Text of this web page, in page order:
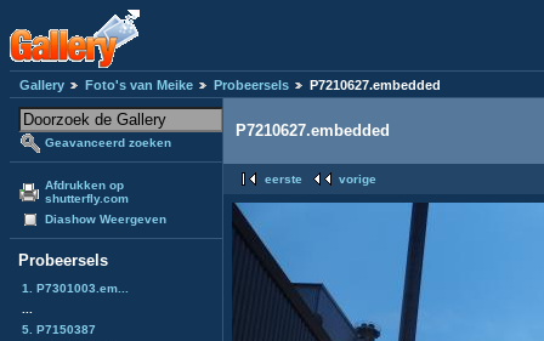
Gallery Foto's van Meike Probeersels P7210627.embedded
Geavanceerd zoeken
Afdrukken op
shutterfly.com
Diashow Weergeven
Probeersels
1. P7301003.em...
5. P7150387
P7210627.embedded
eerste vorige